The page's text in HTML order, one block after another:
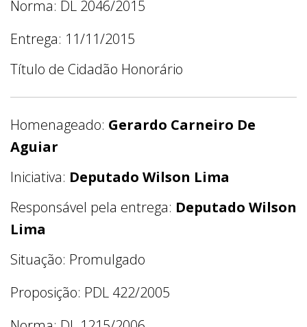
Norma: DL 2046/2015
Entrega: 11/11/2015
Título de Cidadão Honorário
Homenageado: Gerardo Carneiro De
Aguiar
Iniciativa: Deputado Wilson Lima
Responsável pela entrega: Deputado Wilson
Lima
Situação: Promulgado
Proposição: PDL 422/2005